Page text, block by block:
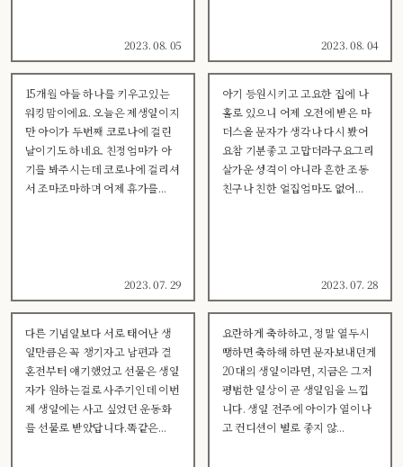
2023. 08. 05 2023. 08. 04
15개월 아들 하나를 키우고있는
워킹맘이에요. 오늘은 제생일이지
만 아이가 두번째 코로나에 걸린
날이기도 하네요. 친정엄마가 아
기를 봐주시는데 코로나에 걸리셔
서 조마조마하며 어제 휴가를...
2023. 07. 29
아기 등원시키고 고요한 집에 나
홀로 있으니 어제 오전에 받은 마
더스올 문자가 생각나 다시 봤어
요참 기분좋고 고맙더라구요그리
살가운 성격이 아니라 흔한 조동
친구나 친한 얼집엄마도 없어...
2023. 07. 28
다른 기념일보다 서로 태어난 생
일만큼은 꼭 챙기자고 남편과 결
혼전부터 얘기했었고 선물은 생일
자가 원하는걸로 사주기인데 이번
제 생일에는 사고 싶었던 운동화
를 선물로 받았답니다.똑같은...
요란하게 축하하고, 정말 열두시
땡하면 축하해 하면 문자보내던게
20대의 생일이라면, 지금은 그저
평범한 일상이 곧 생일임을 느낍
니다. 생일 전주에 아이가 열이나
고 컨디션이 별로 좋지 않...